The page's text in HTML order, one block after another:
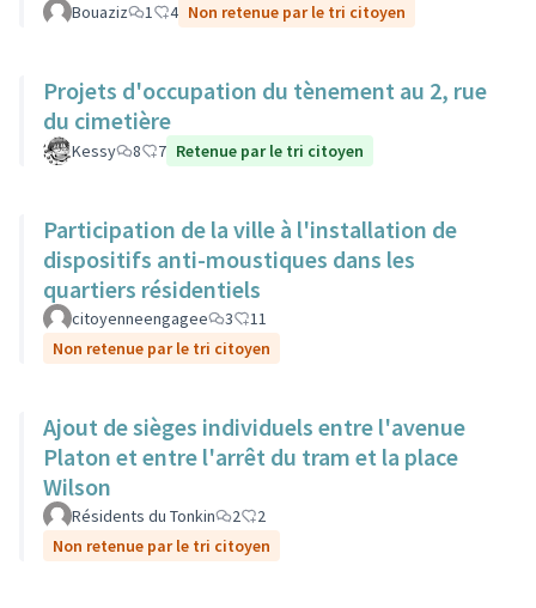
Bouaziz 1 4 Non retenue par le tri citoyen
Projets d'occupation du tènement au 2, rue
du cimetière
Kessy 8 7 Retenue par le tri citoyen
Participation de la ville à l'installation de
dispositifs anti-moustiques dans les
quartiers résidentiels
citoyenneengagee 3
11
Non retenue par le tri citoyen
Ajout de sièges individuels entre l'avenue
Platon et entre l'arrêt du tram et la place
Wilson
Résidents du Tonkin 2
2
Non retenue par le tri citoyen